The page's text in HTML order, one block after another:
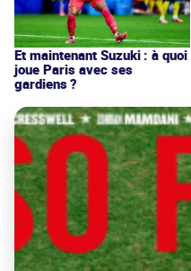
Et maintenant Suzuki : à quoi
joue Paris avec ses
gardiens ?